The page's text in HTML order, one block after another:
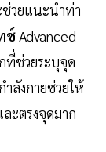
วยแนะนำท่า
ช์Advanced
ที่ช่วยระบุจุด
ลังกายช่วยให้
ะตรงจุดมาก